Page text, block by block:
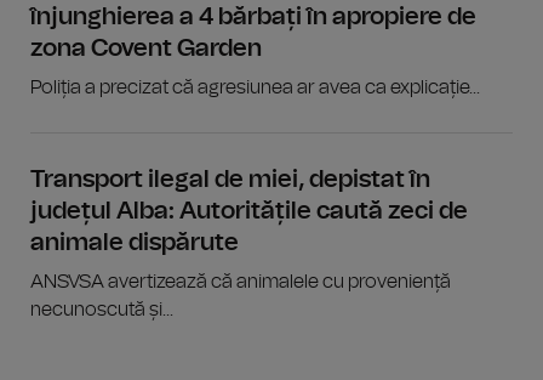
înjunghierea a 4 bărbați în apropiere de
zona Covent Garden
Poliția a precizat că agresiunea ar avea ca explicație...
Transport ilegal de miei, depistat în
județul Alba: Autoritățile caută zeci de
animale dispărute
ANSVSA avertizează că animalele cu proveniență
necunoscută și...